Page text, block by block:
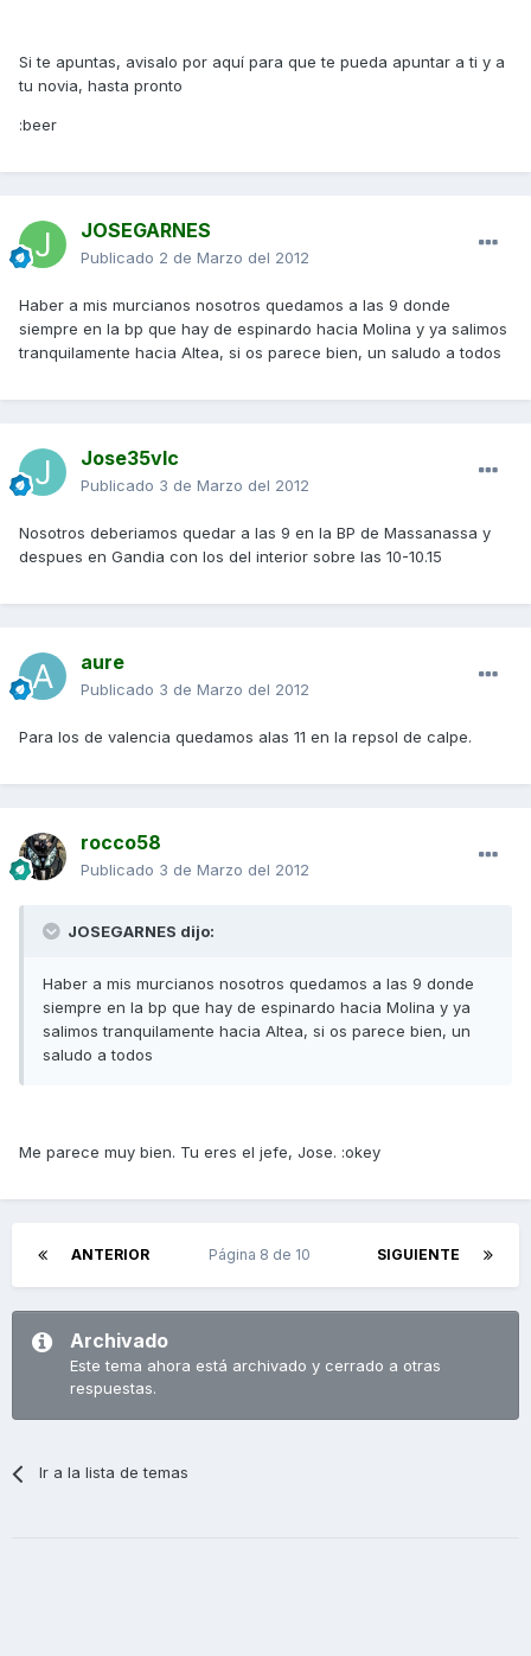
Si te apuntas, avisalo por aquí para que te pueda apuntar a ti y a
tu novia, hasta pronto
:beer
JOSEGARNES
Publicado 2 de Marzo del 2012
Haber a mis murcianos nosotros quedamos a las 9 donde
siempre en la bp que hay de espinardo hacia Molina y ya salimos
tranquilamente hacia Altea, si os parece bien, un saludo a todos
Jose35vlc
Publicado 3 de Marzo del 2012
Nosotros deberiamos quedar a las 9 en la BP de Massanassa y
despues en Gandia con los del interior sobre las 10-10.15
aure
Publicado 3 de Marzo del 2012
Para los de valencia quedamos alas 11 en la repsol de calpe.
rocco58
Publicado 3 de Marzo del 2012
JOSEGARNES dijo:
Haber a mis murcianos nosotros quedamos a las 9 donde
siempre en la bp que hay de espinardo hacia Molina y ya
salimos tranquilamente hacia Altea, si os parece bien, un
saludo a todos
Me parece muy bien. Tu eres el jefe, Jose. :okey
ANTERIOR SIGUIENTE
Página 8 de 10
Archivado
Este tema ahora está archivado y cerrado a otras
respuestas.
Ir a la lista de temas